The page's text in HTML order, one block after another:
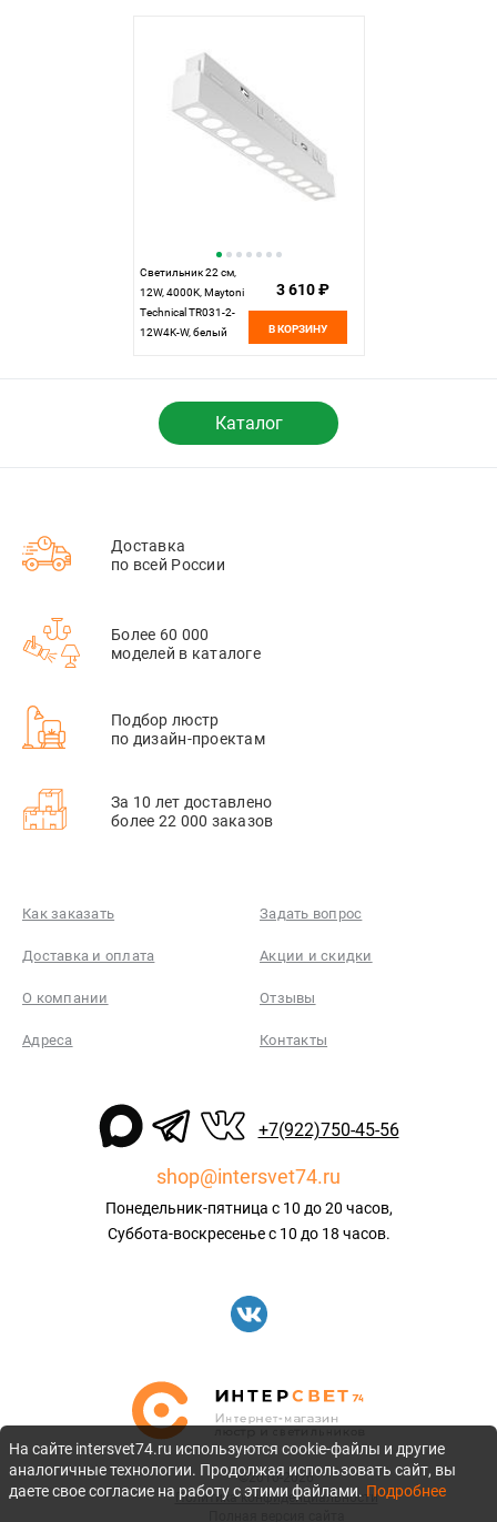
Светильник 22 см,
12W, 4000K, Maytoni
Technical TR031-2-
12W4K-W, белый
3 610 ₽
В КОРЗИНУ
Каталог
Доставка
по всей России
Более 60 000
моделей в каталоге
Подбор люстр
по дизайн-проектам
За 10 лет доставлено
более 22 000 заказов
Как заказать Задать вопрос
Доставка и оплата Акции и скидки
О компании Отзывы
Адреса Контакты
+7(922)750-45-56
shop@intersvet74.ru
Понедельник-пятница с 10 до 20 часов,
Суббота-воскресенье с 10 до 18 часов.
©2010-2026
Политика конфиденциальности
На сайте intersvet74.ru используются cookie-файлы и другие
аналогичные технологии. Продолжая использовать сайт, вы
даете свое согласие на работу с этими файлами. Подробнее